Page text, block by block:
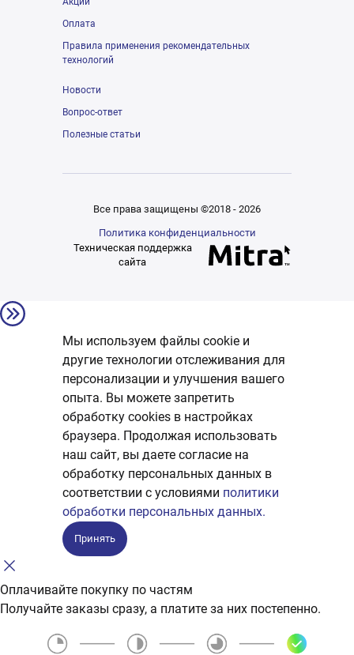
Оплата
Правила применения рекомендательных
технологий
Новости
Вопрос-ответ
Полезные статьи
Все права защищены ©2018 - 2026
Политика конфиденциальности
Техническая поддержка
сайта
Мы используем файлы cookie и
другие технологии отслеживания для
персонализации и улучшения вашего
опыта. Вы можете запретить
обработку сookies в настройках
браузера. Продолжая использовать
наш сайт, вы даете согласие на
обработку персональных данных в
соответствии с условиями политики
обработки персональных данных.
Принять
Оплачивайте покупку по частям
Получайте заказы сразу, а платите за них постепенно.